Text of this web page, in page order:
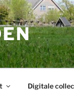
Digitale